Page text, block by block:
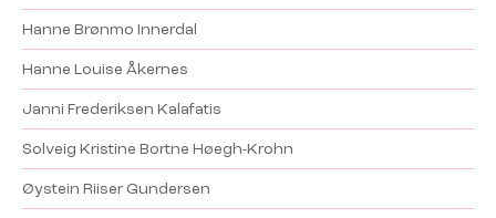
Hanne Brønmo Innerdal
Hanne Louise Åkernes
Janni Frederiksen Kalafatis
Solveig Kristine Bortne Høegh-Krohn
Øystein Riiser Gundersen